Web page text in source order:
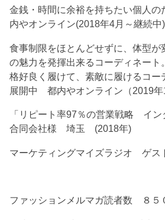
金銭・時間に余裕を持ちたい個人
内やオンライン(2018年4月～継続中)
食事制限をほとんどせずに、体型が
の魅力を発揮出来るコーディネート
格好良く履けて、素敵に履けるコー
展開中 都内やオンライン（2019年
「リピート率97％の営業戦略 イ
合同会社様 埼玉 (2018年)
マーケティングマイズラジオ ゲス
ファッションメルマガ読者数 ８５